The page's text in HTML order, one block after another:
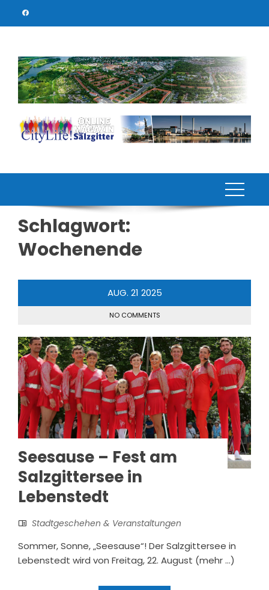
Schlagwort:
Wochenende
AUG. 21 2025
NO COMMENTS
Seesause – Fest am
Salzgittersee in
Lebenstedt
Stadtgeschehen & Veranstaltungen
Sommer, Sonne, „Seesause“! Der Salzgittersee in
Lebenstedt wird von Freitag, 22. August (mehr …)